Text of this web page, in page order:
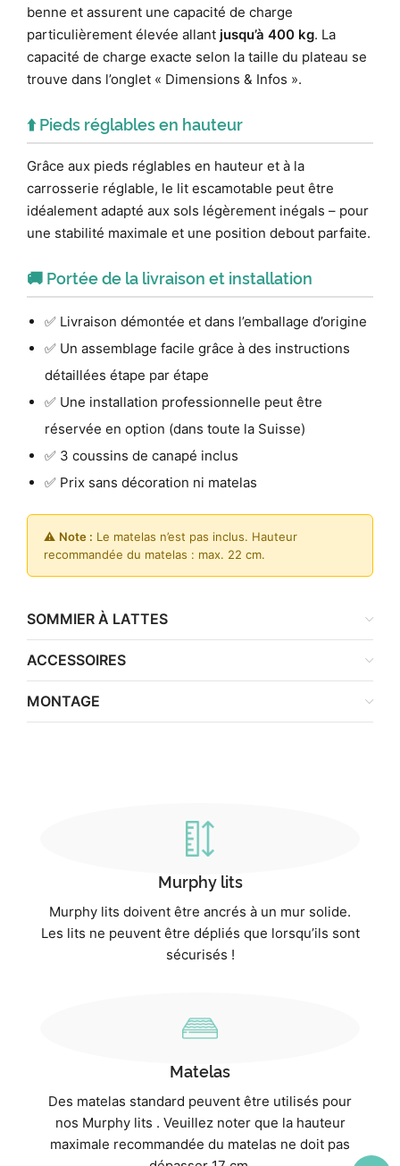
benne et assurent une capacité de charge
particulièrement élevée allant jusqu’à 400 kg. La
capacité de charge exacte selon la taille du plateau se
trouve dans l’onglet « Dimensions & Infos ».
⬆️ Pieds réglables en hauteur
Grâce aux pieds réglables en hauteur et à la
carrosserie réglable, le lit escamotable peut être
idéalement adapté aux sols légèrement inégals – pour
une stabilité maximale et une position debout parfaite.
🚚 Portée de la livraison et installation
✅ Livraison démontée et dans l’emballage d’origine
✅ Un assemblage facile grâce à des instructions
détaillées étape par étape
✅ Une installation professionnelle peut être
réservée en option (dans toute la Suisse)
✅ 3 coussins de canapé inclus
✅ Prix sans décoration ni matelas
⚠️ Note : Le matelas n’est pas inclus. Hauteur
recommandée du matelas : max. 22 cm.
SOMMIER À LATTES
ACCESSOIRES
MONTAGE
Murphy lits
Murphy lits doivent être ancrés à un mur solide.
Les lits ne peuvent être dépliés que lorsqu’ils sont
sécurisés !
Matelas
Des matelas standard peuvent être utilisés pour
nos Murphy lits . Veuillez noter que la hauteur
maximale recommandée du matelas ne doit pas